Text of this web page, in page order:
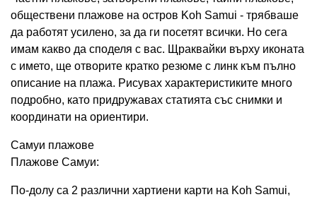
обществени плажове на остров Koh Samui - трябваше
да работят усилено, за да ги посетят всички. Но сега
имам какво да споделя с вас. Щраквайки върху иконата
с името, ще отворите кратко резюме с линк към пълно
описание на плажа. Рисувах характеристиките много
подробно, като придружавах статията със снимки и
координати на ориентири.
Самуи плажове
Плажове Самуи:
По-долу са 2 различни хартиени карти на Koh Samui,